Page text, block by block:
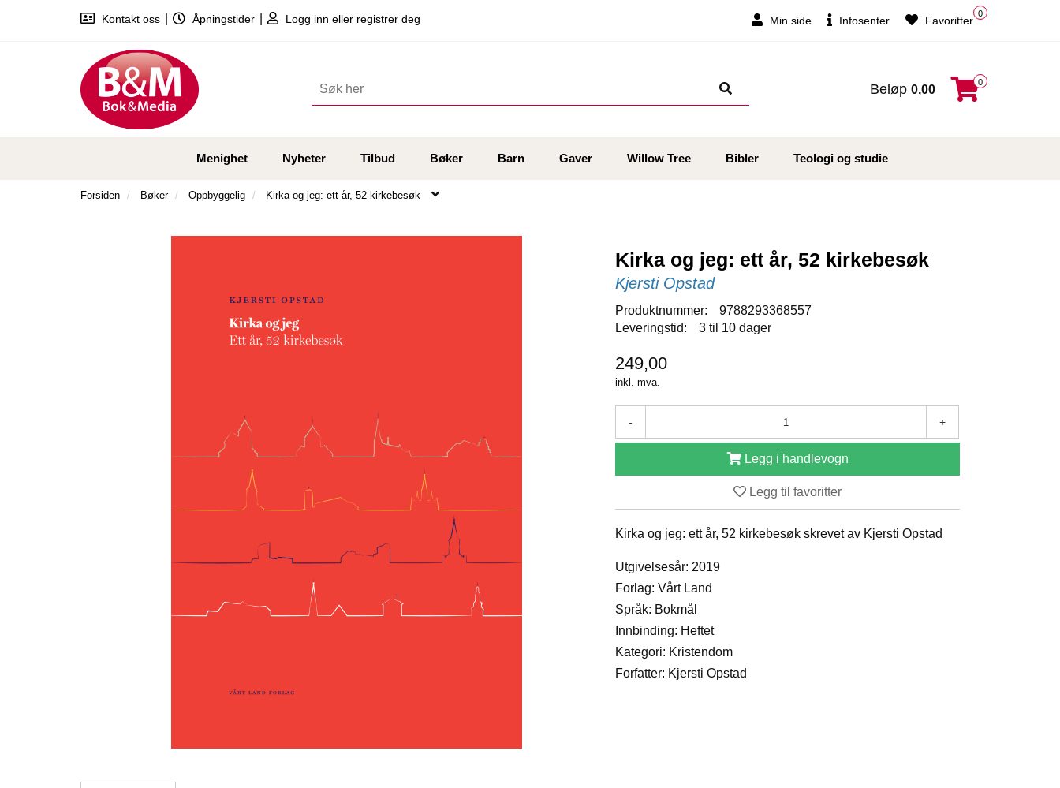
Kontakt oss Åpningstider Logg inn eller registrer deg Min side Infosenter
0
Favoritter
Beløp 0,00
0
Menighet Nyheter Tilbud Bøker Barn Gaver Willow Tree Bibler Teologi og studie
Forsiden Bøker Oppbyggelig Kirka og jeg: ett år, 52 kirkebesøk
Kirka og jeg: ett år, 52 kirkebesøk
Kjersti Opstad
Produktnummer:
9788293368557
Leveringstid:
3 til 10 dager
249,00
inkl. mva.
- +
Legg i handlevogn
Legg til favoritter
Kirka og jeg: ett år, 52 kirkebesøk skrevet av Kjersti Opstad
Utgivelsesår: 2019
Forlag: Vårt Land
Språk: Bokmål
Innbinding: Heftet
Kategori: Kristendom
Forfatter: Kjersti Opstad